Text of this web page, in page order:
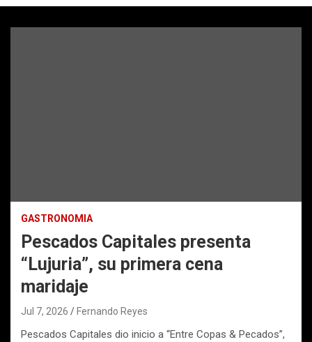
GASTRONOMIA
Pescados Capitales presenta
“Lujuria”, su primera cena
maridaje
Jul 7, 2026 Fernando Reyes
Pescados Capitales dio inicio a “Entre Copas & Pecados”,